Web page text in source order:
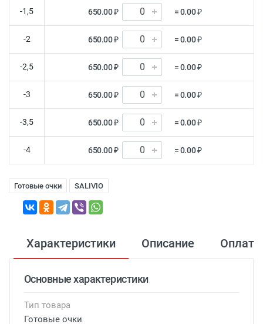
-1,5 650.00 ₽ = 0.00 ₽
-2 650.00 ₽ = 0.00 ₽
-2,5 650.00 ₽ = 0.00 ₽
-3 650.00 ₽ = 0.00 ₽
-3,5 650.00 ₽ = 0.00 ₽
-4 650.00 ₽ = 0.00 ₽
Готовые очки SALIVIO
Характеристики Описание Оплата
Основные характеристики
Тип товара
Готовые очки